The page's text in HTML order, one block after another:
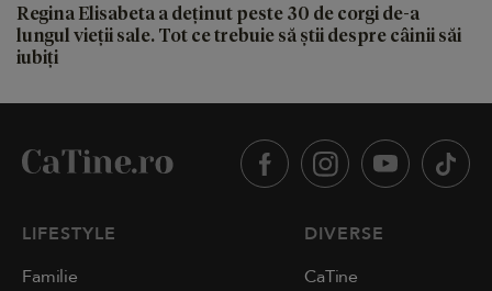
Regina Elisabeta a deținut peste 30 de corgi de-a
lungul vieții sale. Tot ce trebuie să știi despre câinii săi
iubiți
LIFESTYLE
Familie
DIVERSE
CaTine